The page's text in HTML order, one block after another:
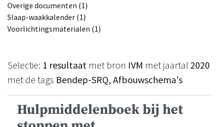
Overige documenten (1)
Slaap-waakkalender (1)
Voorlichtingsmaterialen (1)
Selectie: 1 resultaat met bron IVM met jaartal 2020
met de tags Bendep-SRQ, Afbouwschema's
Hulpmiddelenboek bij het